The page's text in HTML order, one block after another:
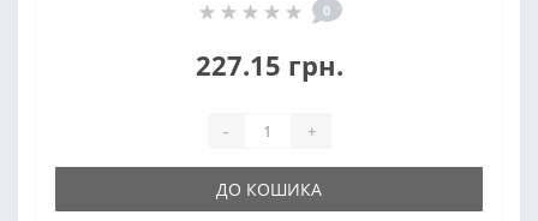
0
227.15 грн.
- +
ДО КОШИКА